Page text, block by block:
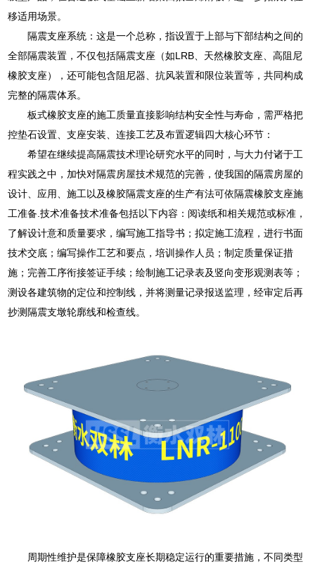
移适用场景。
隔震支座系统：这是一个总称，指设置于上部与下部结构之间的
全部隔震装置，不仅包括隔震支座（如LRB、天然橡胶支座、高阻尼
橡胶支座），还可能包含阻尼器、抗风装置和限位装置等，共同构成
完整的隔震体系。
板式橡胶支座的施工质量直接影响结构安全性与寿命，需严格把
控垫石设置、支座安装、连接工艺及布置逻辑四大核心环节：
希望在继续提高隔震技术理论研究水平的同时，与大力付诸于工
程实践之中，加快对隔震房屋技术规范的完善，使我国的隔震房屋的
设计、应用、施工以及橡胶隔震支座的生产有法可依隔震橡胶支座施
工准备.技术准备技术准备包括以下内容：阅读纸和相关规范或标准，
了解设计意和质量要求，编写施工指导书；拟定施工流程，进行书面
技术交底；编写操作工艺和要点，培训操作人员；制定质量保证措
施；完善工序衔接签证手续；绘制施工记录表及竖向变形观测表等；
测设各建筑物的定位和控制线，并将测量记录报送监理，经审定后再
抄测隔震支墩轮廓线和检查线。
周期性维护是保障橡胶支座长期稳定运行的重要措施，不同类型